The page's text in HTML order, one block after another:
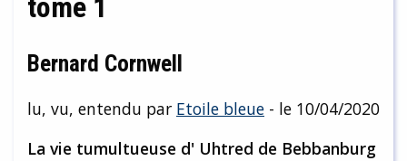
tome 1
Bernard Cornwell
lu, vu, entendu par Etoile bleue - le 10/04/2020
La vie tumultueuse d' Uhtred de Bebbanburg